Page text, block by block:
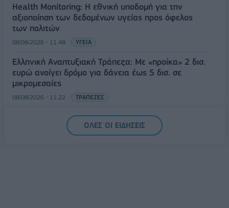
Health Monitoring: Η εθνική υποδομή για την
αξιοποίηση των δεδομένων υγείας προς όφελος
των πολιτών
08/08/2026 - 11:48 ΥΓΕΙΑ
Ελληνική Αναπτυξιακή Τράπεζα: Με «προίκα» 2 δισ.
ευρώ ανοίγει δρόμο για δάνεια έως 5 δισ. σε
μικρομεσαίες
08/08/2026 - 11:22 ΤΡΑΠΕΖΕΣ
5G παντού, 6G στον ορίζοντα: Πού βρίσκεται η
Ελλάδα στη μεγάλη τεχνολογική μετάβαση
ΟΛΕΣ ΟΙ ΕΙΔΗΣΕΙΣ